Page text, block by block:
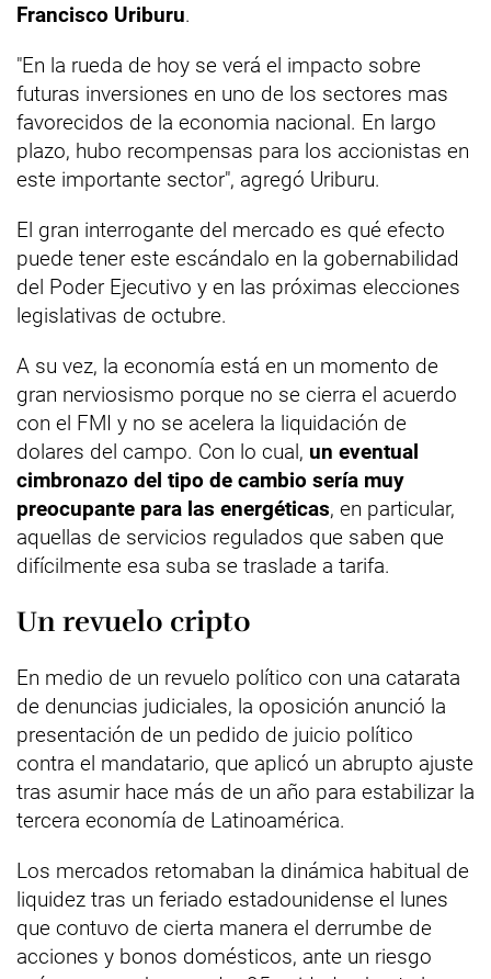
Francisco Uriburu.
"En la rueda de hoy se verá el impacto sobre
futuras inversiones en uno de los sectores mas
favorecidos de la economia nacional. En largo
plazo, hubo recompensas para los accionistas en
este importante sector", agregó Uriburu.
El gran interrogante del mercado es qué efecto
puede tener este escándalo en la gobernabilidad
del Poder Ejecutivo y en las próximas elecciones
legislativas de octubre.
A su vez, la economía está en un momento de
gran nerviosismo porque no se cierra el acuerdo
con el FMI y no se acelera la liquidación de
dolares del campo. Con lo cual, un eventual
cimbronazo del tipo de cambio sería muy
preocupante para las energéticas, en particular,
aquellas de servicios regulados que saben que
difícilmente esa suba se traslade a tarifa.
Un revuelo cripto
En medio de un revuelo político con una catarata
de denuncias judiciales, la oposición anunció la
presentación de un pedido de juicio político
contra el mandatario, que aplicó un abrupto ajuste
tras asumir hace más de un año para estabilizar la
tercera economía de Latinoamérica.
Los mercados retomaban la dinámica habitual de
liquidez tras un feriado estadounidense el lunes
que contuvo de cierta manera el derrumbe de
acciones y bonos domésticos, ante un riesgo